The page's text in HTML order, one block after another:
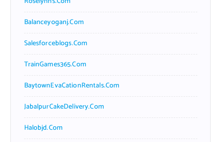
Balanceyoganj.com
Salesforceblogs.com
TrainGames365.com
BaytownEvaCationRentals.com
JabalpurCakeDelivery.com
Halobjd.com